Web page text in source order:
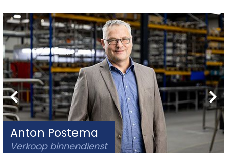
Anton Postema
Verkoop binnendienst